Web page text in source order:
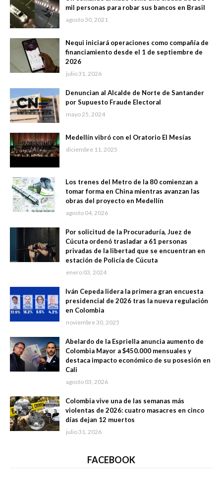
mil personas para robar sus bancos en Brasil
agosto 30, 2021
Nequi iniciará operaciones como compañía de
financiamiento desde el 1 de septiembre de
2026
julio 31, 2026
Denuncian al Alcalde de Norte de Santander
por Supuesto Fraude Electoral
mayo 25, 2024
Medellín vibró con el Oratorio El Mesías
diciembre 11, 2025
Los trenes del Metro de la 80 comienzan a
tomar forma en China mientras avanzan las
obras del proyecto en Medellín
agosto 04, 2026
Por solicitud de la Procuraduría, Juez de
Cúcuta ordenó trasladar a 61 personas
privadas de la libertad que se encuentran en
estación de Policía de Cúcuta
enero 03, 2024
Iván Cepeda lidera la primera gran encuesta
presidencial de 2026 tras la nueva regulación
en Colombia
noviembre 30, 2025
Abelardo de la Espriella anuncia aumento de
Colombia Mayor a $450.000 mensuales y
destaca impacto económico de su posesión en
Cali
agosto 03, 2026
Colombia vive una de las semanas más
violentas de 2026: cuatro masacres en cinco
días dejan 12 muertos
julio 31, 2026
FACEBOOK